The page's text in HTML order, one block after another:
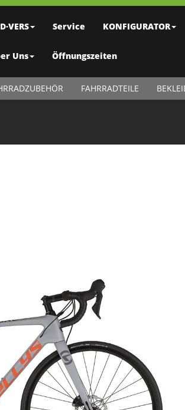
Service KONFIGURATOR
Uns Öffnungszeiten
FAHRRADTEILE